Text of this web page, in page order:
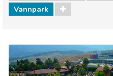
Vannpark
Barn og familie
Handle
Lokale arrangementer